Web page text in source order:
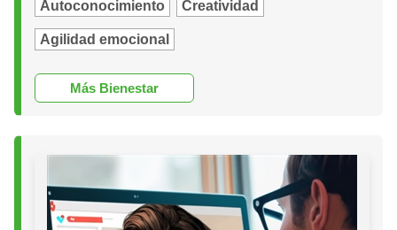
Autoconocimiento Creatividad
Agilidad emocional
Más Bienestar